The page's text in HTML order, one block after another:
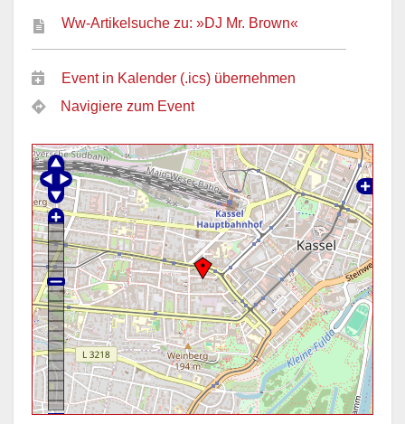
Ww-Artikelsuche zu: »DJ Mr. Brown«
Event in Kalender (.ics) übernehmen
Navigiere zum Event